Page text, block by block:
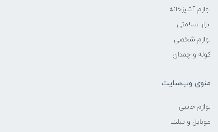
لوازم آشپزخانه
ابزار سلامتی
لوازم شخصی
کوله و چمدان
منوی وب‌سایت
لوازم جانبی
موبایل و تبلت